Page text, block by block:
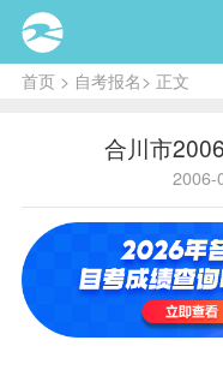
首页> 自考报名> 正文
合川市
2006-